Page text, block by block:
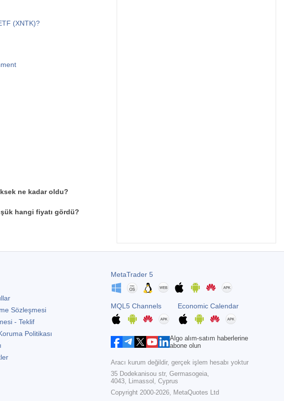
(XNTK)?
ne kadar oldu?
hangi fiyatı gördü?
Sözleşmesi
- Teklif
Politikası
MetaTrader 5
MQL5 Channels Economic Calendar
Algo alım-satım haberlerine
abone olun
Aracı kurum değildir, gerçek işlem hesabı yoktur
35 Dodekanisou str, Germasogeia,
4043, Limassol, Cyprus
Copyright 2000-2026, MetaQuotes Ltd